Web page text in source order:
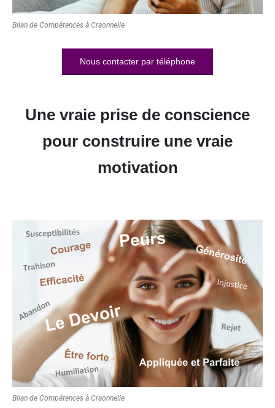
Bilan de Compétences à Craonnelle
Nous contacter par téléphone
Une vraie prise de conscience
pour construire une vraie
motivation
Bilan de Compétences à Craonnelle